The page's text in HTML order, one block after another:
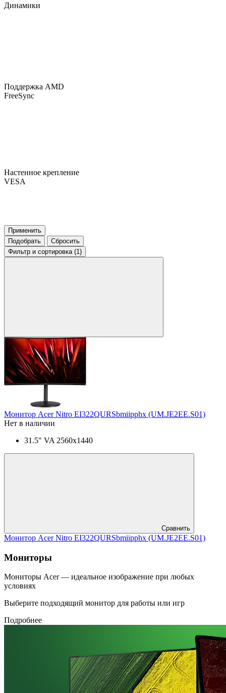
Динамики
Поддержка AMD
FreeSync
Настенное крепление
VESA
Применить
Подобрать
Сбросить
Фильтр и сортировка (1)
Монитор Acer Nitro EI322QURSbmiipphx (UM.JE2EE.S01)
Нет в наличии
31.5" VA 2560x1440
Сравнить
Монитор Acer Nitro EI322QURSbmiipphx (UM.JE2EE.S01)
Мониторы
Мониторы Acer — идеальное изображение при любых
условиях
Выберите подходящий монитор для работы или игр
Подробнее